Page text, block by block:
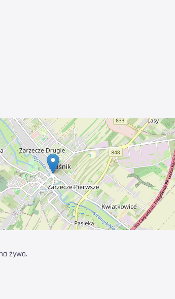
żywo.